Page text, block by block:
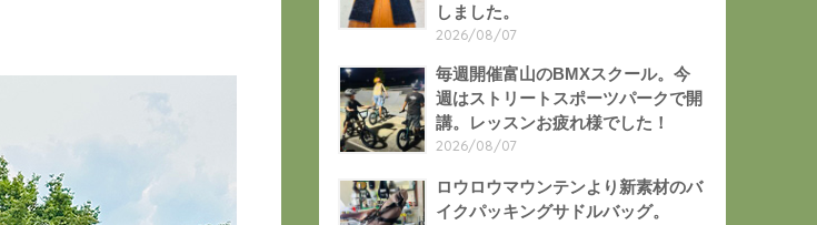
しました。
2026/08/07
毎週開催富山のBMXスクール。今
週はストリートスポーツパークで開
講。レッスンお疲れ様でした！
2026/08/07
ロウロウマウンテンより新素材のバ
イクパッキングサドルバッグ。